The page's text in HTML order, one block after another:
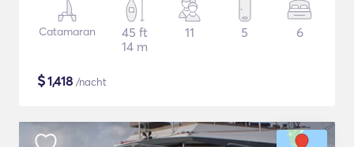
Catamaran
45 ft
14 m
11 5 6
$1,418 /nacht